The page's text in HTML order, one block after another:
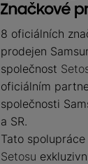
8 oficiálních
prodejen
společnost
oficiálním
společnosti
a SR.
Tato
Setosu